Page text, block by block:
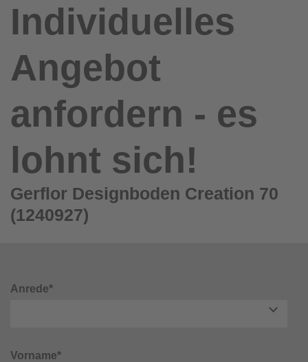
Individuelles
Angebot
anfordern - es
lohnt sich!
Gerflor Designboden Creation 70
(1240927)
Anrede*
Vorname*